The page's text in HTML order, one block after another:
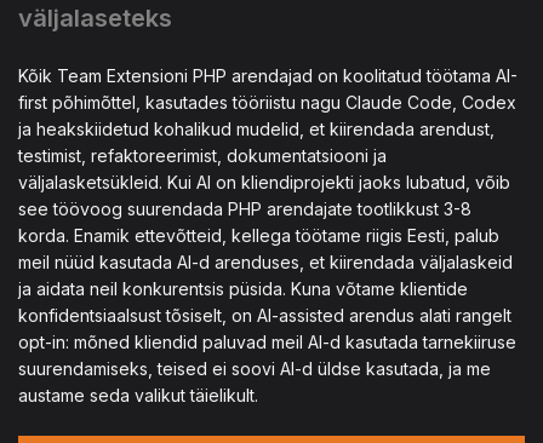
väljalaseteks
Kõik Team Extensioni PHP arendajad on koolitatud töötama AI-
first põhimõttel, kasutades tööriistu nagu Claude Code, Codex
ja heakskiidetud kohalikud mudelid, et kiirendada arendust,
testimist, refaktoreerimist, dokumentatsiooni ja
väljalasketsükleid. Kui AI on kliendiprojekti jaoks lubatud, võib
see töövoog suurendada PHP arendajate tootlikkust 3-8
korda. Enamik ettevõtteid, kellega töötame riigis Eesti, palub
meil nüüd kasutada AI-d arenduses, et kiirendada väljalaskeid
ja aidata neil konkurentsis püsida. Kuna võtame klientide
konfidentsiaalsust tõsiselt, on AI-assisted arendus alati rangelt
opt-in: mõned kliendid paluvad meil AI-d kasutada tarnekiiruse
suurendamiseks, teised ei soovi AI-d üldse kasutada, ja me
austame seda valikut täielikult.